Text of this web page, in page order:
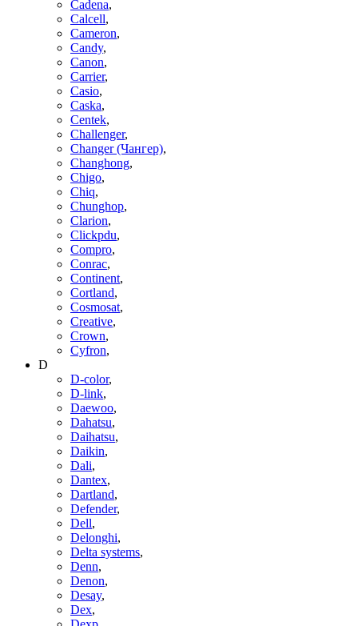
Cadena,
Calcell,
Cameron,
Candy,
Canon,
Carrier,
Casio,
Caska,
Centek,
Challenger,
Changer (Чангер),
Changhong,
Chigo,
Chiq,
Chunghop,
Clarion,
Clickpdu,
Compro,
Conrac,
Continent,
Cortland,
Cosmosat,
Creative,
Crown,
Cyfron,
D
D-color,
D-link,
Daewoo,
Dahatsu,
Daihatsu,
Daikin,
Dali,
Dantex,
Dartland,
Defender,
Dell,
Delonghi,
Delta systems,
Denn,
Denon,
Desay,
Dex,